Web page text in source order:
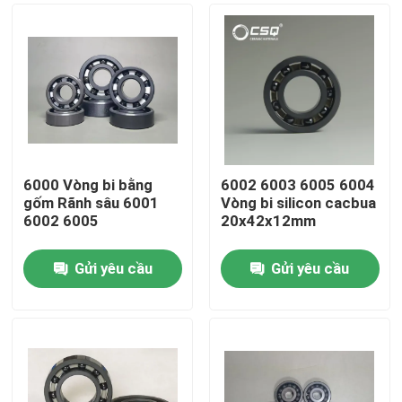
Trang chủ
Chương trình VR
6000 Vòng bi bằng
gốm Rãnh sâu 6001
6002 6005
Gửi yêu cầu
6002 6003 6005 6004
Vòng bi silicon cacbua
20x42x12mm
Gửi yêu cầu